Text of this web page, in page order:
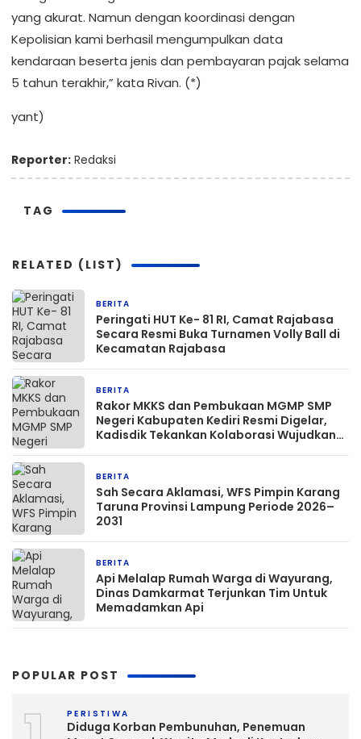
yang akurat. Namun dengan koordinasi dengan
Kepolisian kami berhasil mengumpulkan data
kendaraan beserta jenis dan pembayaran pajak selama
5 tahun terakhir,” kata Rivan. (*)
yant)
Reporter: Redaksi
TAG
RELATED (LIST)
BERITA
Peringati HUT Ke- 81 RI, Camat Rajabasa
Secara Resmi Buka Turnamen Volly Ball di
Kecamatan Rajabasa
BERITA
Rakor MKKS dan Pembukaan MGMP SMP
Negeri Kabupaten Kediri Resmi Digelar,
Kadisdik Tekankan Kolaborasi Wujudkan
BERITA
Sah Secara Aklamasi, WFS Pimpin Karang
Taruna Provinsi Lampung Periode 2026–
2031
BERITA
Api Melalap Rumah Warga di Wayurang,
Dinas Damkarmat Terjunkan Tim Untuk
Memadamkan Api
POPULAR POST
PERISTIWA
Diduga Korban Pembunuhan, Penemuan